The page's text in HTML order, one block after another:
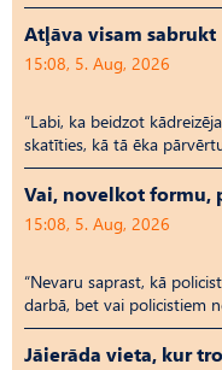
Atļāva visam sabrukt
15:08, 5. Aug, 2026
“Labi, ka beidzot
skatīties, kā tā ēka
Vai, novelkot formu,
15:08, 5. Aug, 2026
“Nevaru saprast, kā
darbā, bet vai policistiem
Jāierāda vieta, kur